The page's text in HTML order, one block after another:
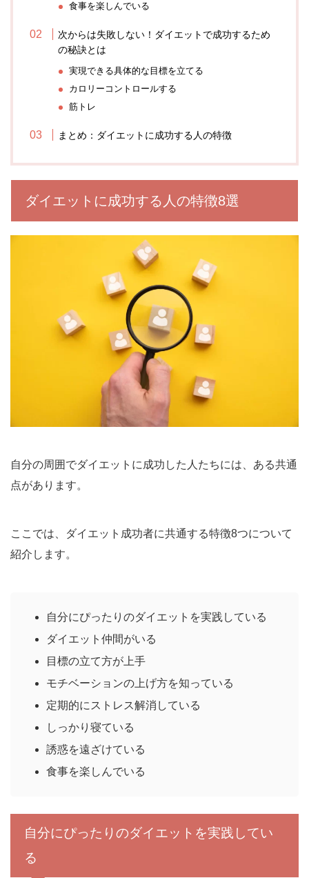
食事を楽しんでいる
次からは失敗しない！ダイエットで成功するため
の秘訣とは
実現できる具体的な目標を立てる
カロリーコントロールする
筋トレ
まとめ：ダイエットに成功する人の特徴
ダイエットに成功する人の特徴8選
自分の周囲でダイエットに成功した人たちには、ある共通
点があります。
ここでは、ダイエット成功者に共通する特徴8つについて
紹介します。
自分にぴったりのダイエットを実践している
ダイエット仲間がいる
目標の立て方が上手
モチベーションの上げ方を知っている
定期的にストレス解消している
しっかり寝ている
誘惑を遠ざけている
食事を楽しんでいる
自分にぴったりのダイエットを実践してい
る